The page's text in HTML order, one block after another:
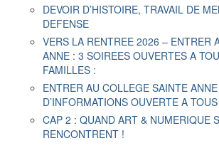
DEVOIR D’HISTOIRE, TRAVAIL DE
DEFENSE
VERS LA RENTREE 2026 – ENTRER
ANNE : 3 SOIREES OUVERTES A
FAMILLES :
ENTRER AU COLLEGE SAINTE
D’INFORMATIONS OUVERTE A
CAP 2 : QUAND ART & NUMERIQUE
RENCONTRENT !